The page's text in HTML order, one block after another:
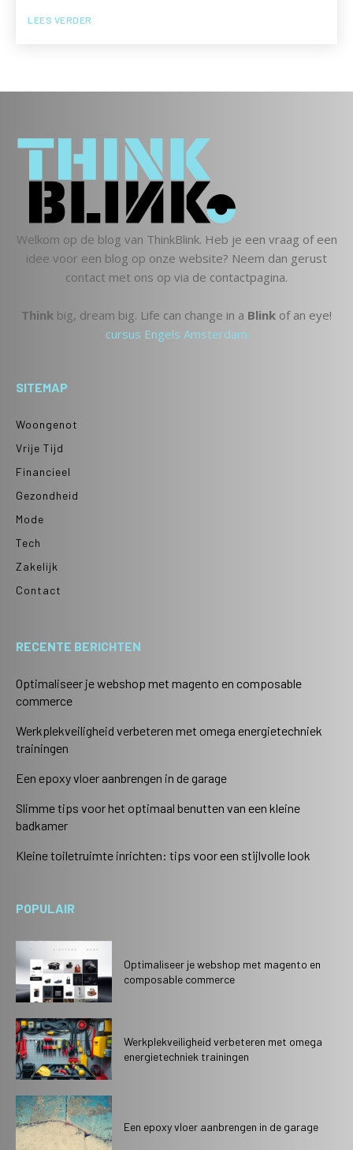
LEES VERDER
Welkom op de blog van ThinkBlink. Heb je een vraag of een
idee voor een blog op onze website? Neem dan gerust
contact met ons op via de contactpagina.
Think big, dream big. Life can change in a Blink of an eye!
cursus Engels Amsterdam
SITEMAP
Woongenot
Vrije Tijd
Financieel
Gezondheid
Mode
Tech
Zakelijk
Contact
RECENTE BERICHTEN
Optimaliseer je webshop met magento en composable
commerce
Werkplekveiligheid verbeteren met omega energietechniek
trainingen
Een epoxy vloer aanbrengen in de garage
Slimme tips voor het optimaal benutten van een kleine
badkamer
Kleine toiletruimte inrichten: tips voor een stijlvolle look
POPULAIR
Optimaliseer je webshop met magento en
composable commerce
Werkplekveiligheid verbeteren met omega
energietechniek trainingen
Een epoxy vloer aanbrengen in de garage